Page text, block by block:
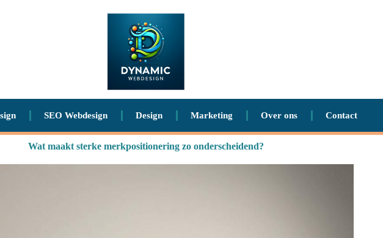
SEO Webdesign Design Marketing Over ons Contact
Wat maakt sterke merkpositionering zo onderscheidend?